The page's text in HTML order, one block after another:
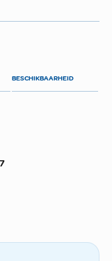
BESCHIKBAARHEID